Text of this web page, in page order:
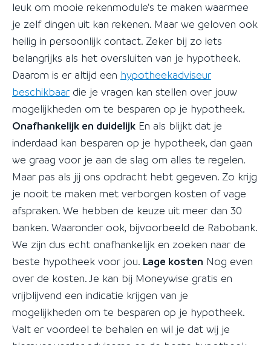
leuk om mooie rekenmodule's te maken waarmee
je zelf dingen uit kan rekenen. Maar we geloven ook
heilig in persoonlijk contact. Zeker bij zo iets
belangrijks als het oversluiten van je hypotheek.
Daarom is er altijd een hypotheekadviseur
beschikbaar die je vragen kan stellen over jouw
mogelijkheden om te besparen op je hypotheek.
Onafhankelijk en duidelijk En als blijkt dat je
inderdaad kan besparen op je hypotheek, dan gaan
we graag voor je aan de slag om alles te regelen.
Maar pas als jij ons opdracht hebt gegeven. Zo krijg
je nooit te maken met verborgen kosten of vage
afspraken. We hebben de keuze uit meer dan 30
banken. Waaronder ook, bijvoorbeeld de Rabobank.
We zijn dus echt onafhankelijk en zoeken naar de
beste hypotheek voor jou. Lage kosten Nog even
over de kosten. Je kan bij Moneywise gratis en
vrijblijvend een indicatie krijgen van je
mogelijkheden om te besparen op je hypotheek.
Valt er voordeel te behalen en wil je dat wij je